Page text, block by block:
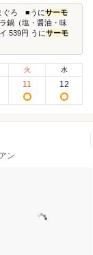
ぐろ ■うにサーモ
鍋（塩・醤油・味
539円 うにサーモ
火
11
水
12
ン